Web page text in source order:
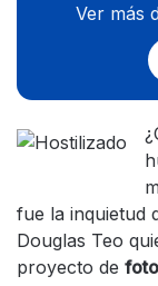
Ver más
fue la inquietud
Douglas Teo
proyecto de